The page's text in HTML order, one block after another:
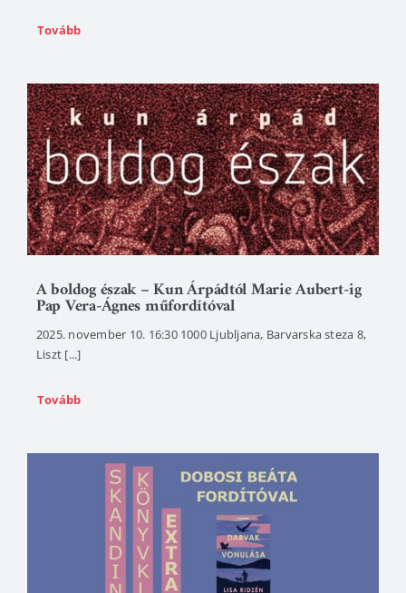
Tovább
A boldog észak – Kun Árpádtól Marie Aubert-ig
Pap Vera-Ágnes műfordítóval
2025. november 10. 16:30 1000 Ljubljana, Barvarska steza 8,
Liszt [...]
Tovább